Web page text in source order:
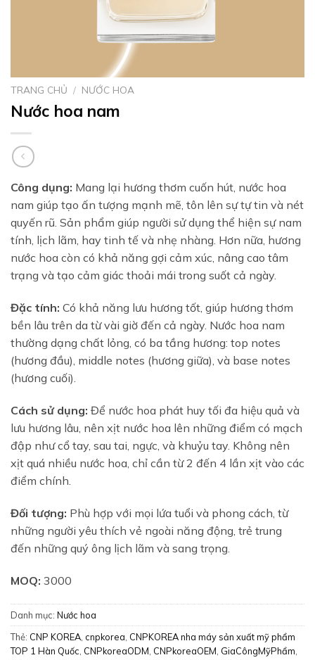
TRANG CHỦ / NƯỚC HOA
Nước hoa nam
Công dụng: Mang lại hương thơm cuốn hút, nước hoa
nam giúp tạo ấn tượng mạnh mẽ, tôn lên sự tự tin và nét
quyến rũ. Sản phẩm giúp người sử dụng thể hiện sự nam
tính, lịch lãm, hay tinh tế và nhẹ nhàng. Hơn nữa, hương
nước hoa còn có khả năng gợi cảm xúc, nâng cao tâm
trạng và tạo cảm giác thoải mái trong suốt cả ngày.
Đặc tính: Có khả năng lưu hương tốt, giúp hương thơm
bền lâu trên da từ vài giờ đến cả ngày. Nước hoa nam
thường dạng chất lỏng, có ba tầng hương: top notes
(hương đầu), middle notes (hương giữa), và base notes
(hương cuối).
Cách sử dụng: Để nước hoa phát huy tối đa hiệu quả và
lưu hương lâu, nên xịt nước hoa lên những điểm có mạch
đập như cổ tay, sau tai, ngực, và khuỷu tay. Không nên
xịt quá nhiều nước hoa, chỉ cần từ 2 đến 4 lần xịt vào các
điểm chính.
Đối tượng: Phù hợp với mọi lứa tuổi và phong cách, từ
những người yêu thích vẻ ngoài năng động, trẻ trung
đến những quý ông lịch lãm và sang trọng.
MOQ: 3000
Danh mục: Nước hoa
Thẻ: CNP KOREA, cnpkorea, CNPKOREA nha máy sản xuất mỹ phẩm
TOP 1 Hàn Quốc, CNPkoreaODM, CNPkoreaOEM, GiaCôngMỹPhẩm,